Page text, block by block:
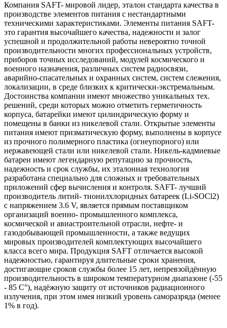
Компания SAFT- мировой лидер, эталон стандарта качества в
производстве элементов питания с нестандартными
техническими характеристиками. Элементы питания SAFT-
это гарантия высочайшего качества, надежности и залог
успешной и продолжительной работы невероятно точной
производительности многих профессиональных устройств,
приборов точных исследований, модулей космического и
военного назначения, различных систем радиосвязи,
аварийно-спасательных и охранных систем, систем слежения,
локализации, в среде близких к критически-экстремальным.
Достоинства компании имеют множество уникальных тех.
решений, среди которых можно отметить герметичность
корпуса, батарейки имеют цилиндрическую форму и
помещены в банки из никелевой стали. Открытые элементы
питания имеют призматическую форму, выполнены в корпусе
из прочного полимерного пластика (огнеупорного) или
нержавеющей стали или никелевой стали. Никель-кадмиевые
батареи имеют легендарную репутацию за прочность,
надежность и срок службы, их эталонная технология
разработана специально для сложных и требовательных
приложений сфер вычисления и контроля. SAFT- лучший
производитель литий- тионилхлоридных батареек (Li-SOCl2)
с напряжением 3.6 V, является прямым поставщиком
организаций военно- промышленного комплекса,
космической и авиастроительной отрасли, нефте- и
газодобывающей промышленности, а также ведущих
мировых производителей комплектующих высочайшего
класса всего мира. Продукция SAFT отличается высокой
надежностью, гарантируя длительные сроки хранения,
достигающие сроков службы более 15 лет, непревзойдённую
производительность в широком температурном диапазоне (-55
- 85 С°), надёжную защиту от источников радиационного
излучения, при этом имея низкий уровень саморазряда (менее
1% в год).